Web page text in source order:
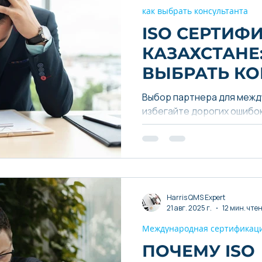
ISO
ВЫБРАТЬ
ПО
2026 г. ДЛЯ
Выбор партнера для
избегайте дорогих
листами для компаний
как выбрать консультанта
ПОЧЕМУ ISO
Международная
Harris QMS Expert
21 авг. 2025 г.
12 мин.